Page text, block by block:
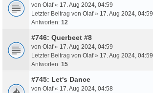
von Olaf« 17. Aug 2024, 04:59
Letzter Beitrag von Olaf» 17. Aug 2024, 04:59
Antworten: 12
#746: Querbeet #8
von Olaf« 17. Aug 2024, 04:59
Letzter Beitrag von Olaf» 17. Aug 2024, 04:59
Antworten: 15
#745: Let's Dance
von Olaf« 17. Aug 2024, 04:58